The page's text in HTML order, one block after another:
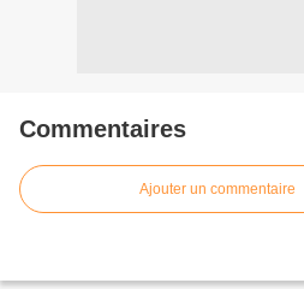
Commentaires
Ajouter un commentaire